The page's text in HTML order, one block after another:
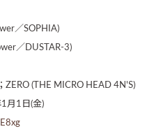
／SOPHIA)
／DUSTAR-3)
ZERO (THE MICRO HEAD 4N'S)
月1日(金)